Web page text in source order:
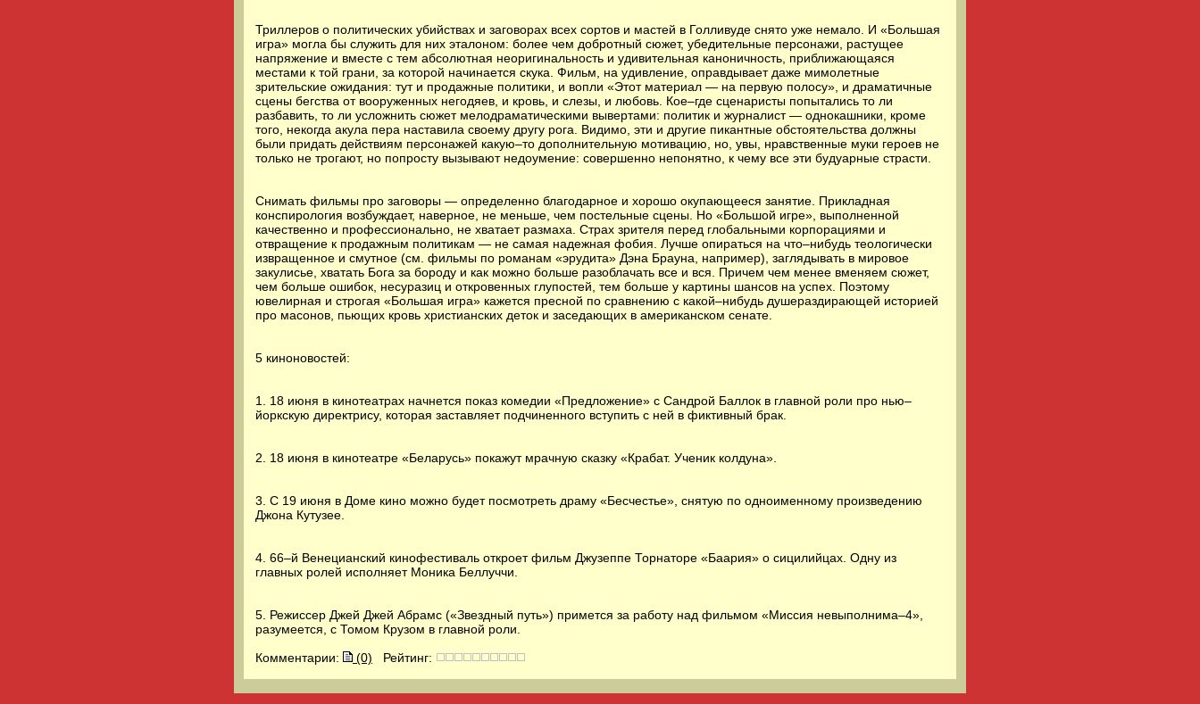
Триллеров о политических убийствах и заговорах всех сортов и мастей в Голливуде снято уже немало. И «Большая
игра» могла бы служить для них эталоном: более чем добротный сюжет, убедительные персонажи, растущее
напряжение и вместе с тем абсолютная неоригинальность и удивительная каноничность, приближающаяся
местами к той грани, за которой начинается скука. Фильм, на удивление, оправдывает даже мимолетные
зрительские ожидания: тут и продажные политики, и вопли «Этот материал — на первую полосу», и драматичные
сцены бегства от вооруженных негодяев, и кровь, и слезы, и любовь. Кое–где сценаристы попытались то ли
разбавить, то ли усложнить сюжет мелодраматическими вывертами: политик и журналист — однокашники, кроме
того, некогда акула пера наставила своему другу рога. Видимо, эти и другие пикантные обстоятельства должны
были придать действиям персонажей какую–то дополнительную мотивацию, но, увы, нравственные муки героев не
только не трогают, но попросту вызывают недоумение: совершенно непонятно, к чему все эти будуарные страсти.
Снимать фильмы про заговоры — определенно благодарное и хорошо окупающееся занятие. Прикладная
конспирология возбуждает, наверное, не меньше, чем постельные сцены. Но «Большой игре», выполненной
качественно и профессионально, не хватает размаха. Страх зрителя перед глобальными корпорациями и
отвращение к продажным политикам — не самая надежная фобия. Лучше опираться на что–нибудь теологически
извращенное и смутное (см. фильмы по романам «эрудита» Дэна Брауна, например), заглядывать в мировое
закулисье, хватать Бога за бороду и как можно больше разоблачать все и вся. Причем чем менее вменяем сюжет,
чем больше ошибок, несуразиц и откровенных глупостей, тем больше у картины шансов на успех. Поэтому
ювелирная и строгая «Большая игра» кажется пресной по сравнению с какой–нибудь душераздирающей историей
про масонов, пьющих кровь христианских деток и заседающих в американском сенате.
5 киноновостей:
1. 18 июня в кинотеатрах начнется показ комедии «Предложение» с Сандрой Баллок в главной роли про нью–
йоркскую директрису, которая заставляет подчиненного вступить с ней в фиктивный брак.
2. 18 июня в кинотеатре «Беларусь» покажут мрачную сказку «Крабат. Ученик колдуна».
3. С 19 июня в Доме кино можно будет посмотреть драму «Бесчестье», снятую по одноименному произведению
Джона Кутузее.
4. 66–й Венецианский кинофестиваль откроет фильм Джузеппе Торнаторе «Баария» о сицилийцах. Одну из
главных ролей исполняет Моника Беллуччи.
5. Режиссер Джей Джей Абрамс («Звездный путь») примется за работу над фильмом «Миссия невыполнима–4»,
разумеется, с Томом Крузом в главной роли.
Комментарии:
(0) Рейтинг: